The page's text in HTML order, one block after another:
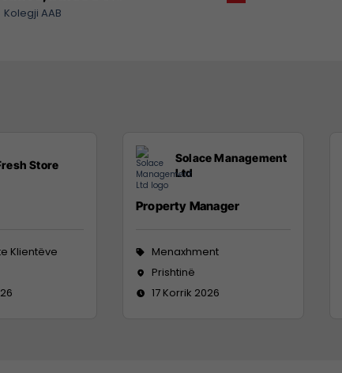
Kolegji AAB
Store
Klientëve
Solace Management
Ltd
Property Manager
Menaxhment
Prishtinë
17 Korrik 2026